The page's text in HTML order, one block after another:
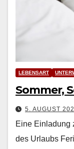
LEBENSART
Sommer,
5. AUGUST
Eine Einladung
des Urlaubs